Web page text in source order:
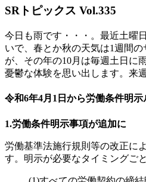
SRトピックス Vol.335
今日も雨です・・・。最近土曜
いで、春とか秋の天気は1週間
が、その年の10月は毎週土日に
憂鬱な体験を思い出します。来
令和6年4月1日から労働条件明
1.労働条件明示事項が追加に
労働基準法施行規則等の改正に
す。明示が必要なタイミングご